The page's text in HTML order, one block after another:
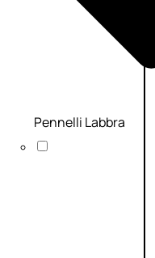
Pennelli Labbra